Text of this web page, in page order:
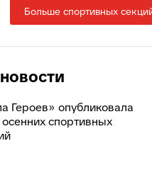
Больше спортивных
Героев» опубликовала
спортивных